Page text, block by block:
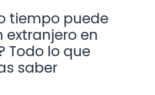
tiempo puede
extranjero en
Todo lo que
saber